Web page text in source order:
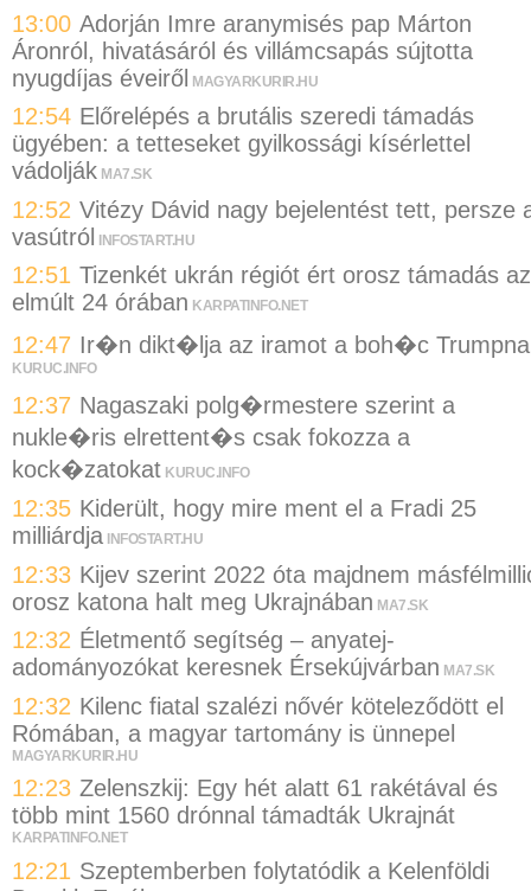
13:00 Adorján Imre aranymisés pap Márton
Áronról, hivatásáról és villámcsapás sújtotta
nyugdíjas éveiről MAGYARKURIR.HU
12:54 Előrelépés a brutális szeredi támadás
ügyében: a tetteseket gyilkossági kísérlettel
vádolják MA7.SK
12:52 Vitézy Dávid nagy bejelentést tett, persze
vasútról INFOSTART.HU
12:51 Tizenkét ukrán régiót ért orosz támadás az
elmúlt 24 órában KARPATINFO.NET
12:47 Ir�n dikt�lja az iramot a boh�c
KURUC.INFO
12:37 Nagaszaki polg�rmestere szerint a
nukle�ris elrettent�s csak fokozza a
kock�zatokat KURUC.INFO
12:35 Kiderült, hogy mire ment el a Fradi 25
milliárdja INFOSTART.HU
12:33 Kijev szerint 2022 óta majdnem
orosz katona halt meg Ukrajnában MA7.SK
12:32 Életmentő segítség – anyatej-
adományozókat keresnek Érsekújvárban MA7.SK
12:32 Kilenc fiatal szalézi nővér köteleződött el
Rómában, a magyar tartomány is ünnepel
MAGYARKURIR.HU
12:23 Zelenszkij: Egy hét alatt 61 rakétával és
több mint 1560 drónnal támadták Ukrajnát
KARPATINFO.NET
12:21 Szeptemberben folytatódik a Kelenföldi